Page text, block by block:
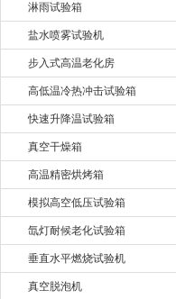
淋雨试验箱
盐水喷雾试验机
步入式高温老化房
高低温冷热冲击试验箱
快速升降温试验箱
真空干燥箱
高温精密烘烤箱
模拟高空低压试验箱
氙灯耐候老化试验箱
垂直水平燃烧试验机
真空脱泡机